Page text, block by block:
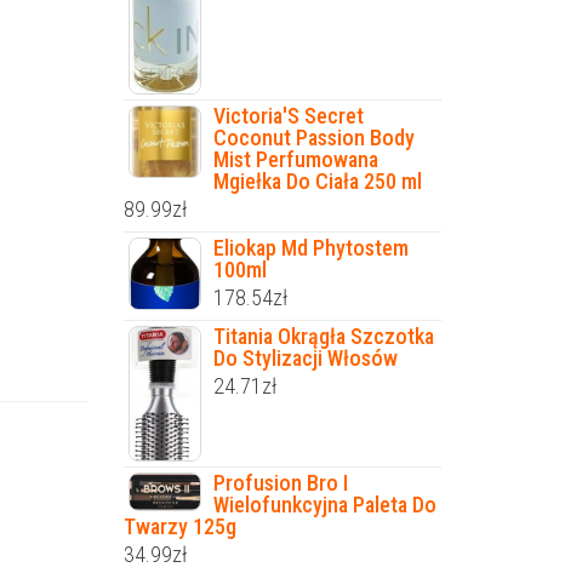
Victoria'S Secret
Coconut Passion Body
Mist Perfumowana
Mgiełka Do Ciała 250 ml
89.99zł
Eliokap Md Phytostem
100ml
178.54zł
Titania Okrągła Szczotka
Do Stylizacji Włosów
24.71 zł
Profusion Bro I
Wielofunkcyjna Paleta Do
Twarzy 125g
34.99zł